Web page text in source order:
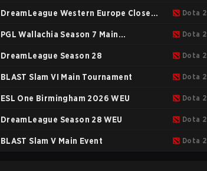
DreamLeague Western Europe Closed
Qualifier
Dota 2
PGL Wallachia Season 7 Main
Tournament
Dota 2
DreamLeague Season 28 Dota 2
BLAST Slam VI Main Tournament Dota 2
ESL One Birmingham 2026 WEU Dota 2
DreamLeague Season 28 WEU Dota 2
BLAST Slam V Main Event Dota 2